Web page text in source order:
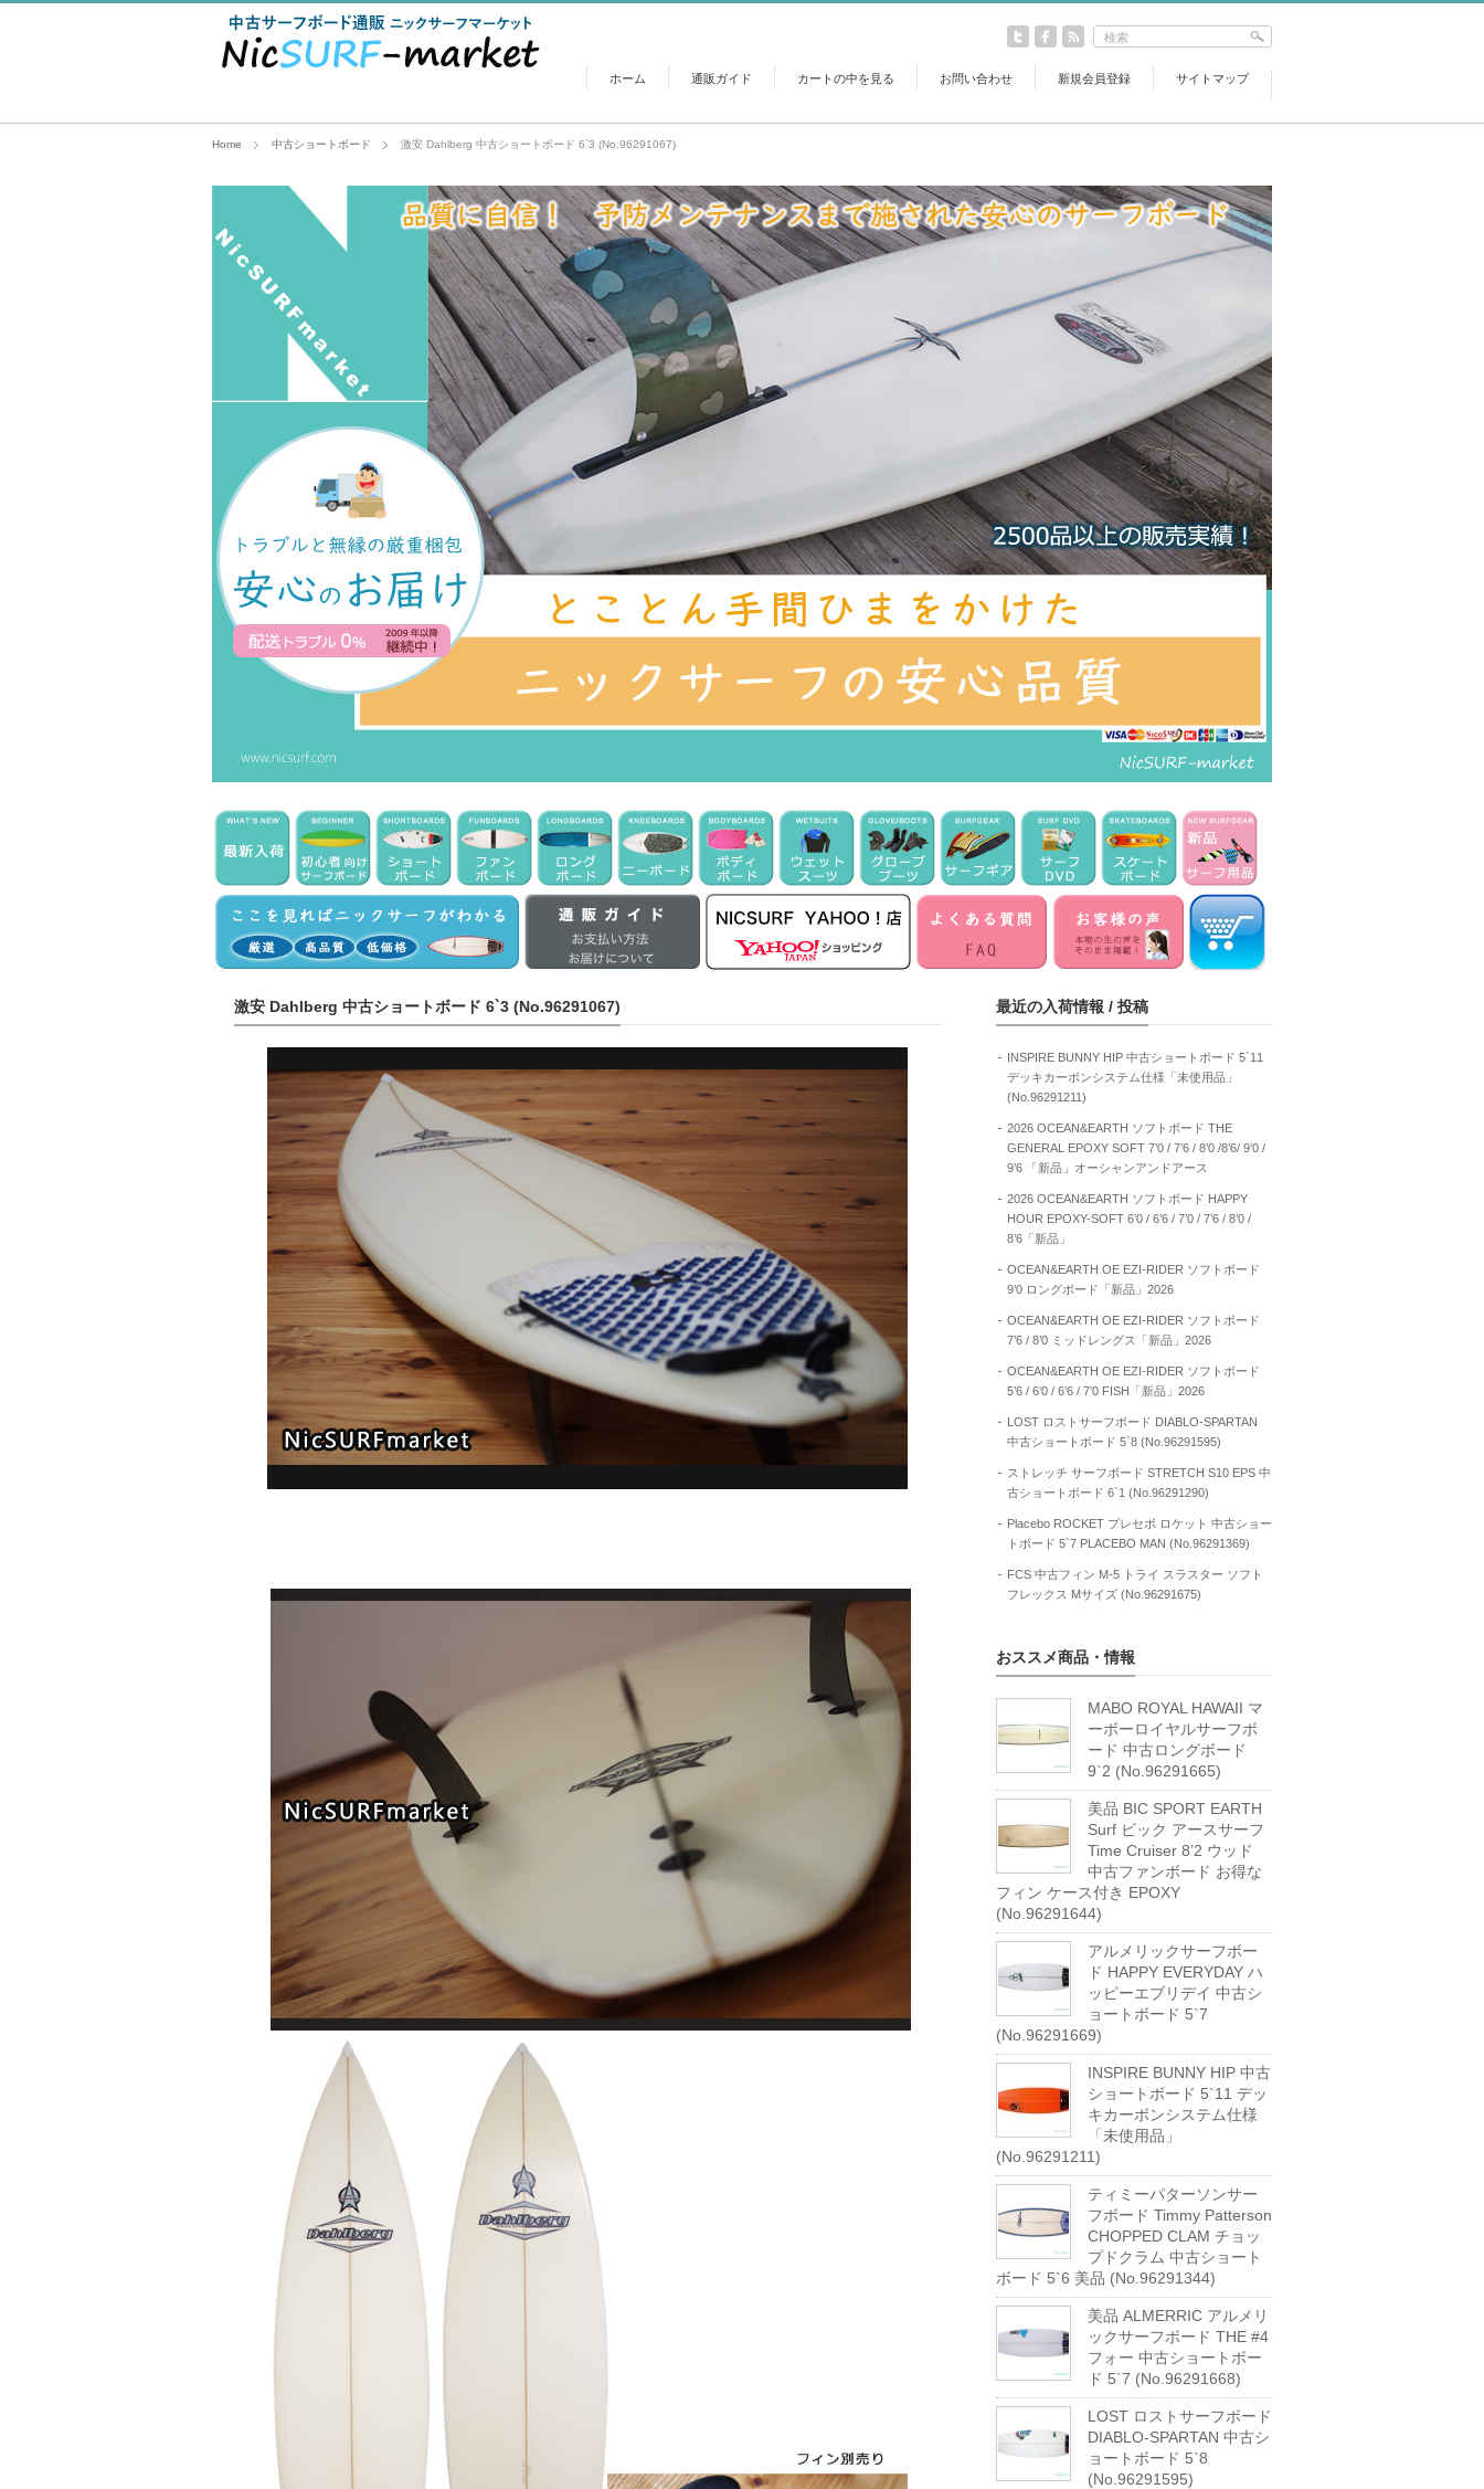
ホーム 通販ガイド カートの中を見る お問い合わせ 新規会員登録 サイトマップ
Home 中古ショートボード 激安 Dahlberg 中古ショートボード 6`3 (No.96291067)
激安 Dahlberg 中古ショートボード 6`3 (No.96291067) 最近の入荷情報 / 投稿
INSPIRE BUNNY HIP 中古ショートボード 5`11
デッキカーボンシステム仕様「未使用品」
(No.96291211)
2026 OCEAN&EARTH ソフトボード THE
GENERAL EPOXY SOFT 7’0 / 7’6 / 8’0 /8’6/ 9’0 /
9’6 「新品」オーシャンアンドアース
2026 OCEAN&EARTH ソフトボード HAPPY
HOUR EPOXY-SOFT 6’0 / 6’6 / 7’0 / 7’6 / 8’0 /
8’6「新品」
OCEAN&EARTH OE EZI-RIDER ソフトボード
9’0 ロングボード「新品」2026
OCEAN&EARTH OE EZI-RIDER ソフトボード
7’6 / 8’0 ミッドレングス「新品」2026
OCEAN&EARTH OE EZI-RIDER ソフトボード
5’6 / 6’0 / 6’6 / 7’0 FISH「新品」2026
LOST ロストサーフボード DIABLO-SPARTAN
中古ショートボード 5`8 (No.96291595)
ストレッチ サーフボード STRETCH S10 EPS 中
古ショートボード 6`1 (No.96291290)
Placebo ROCKET プレセボ ロケット 中古ショー
トボード 5`7 PLACEBO MAN (No.96291369)
FCS 中古フィン M-5 トライ スラスター ソフト
フレックス Mサイズ (No.96291675)
おススメ商品・情報
MABO ROYAL HAWAII マ
ーボーロイヤルサーフボ
ード 中古ロングボード
9`2 (No.96291665)
美品 BIC SPORT EARTH
Surf ビック アースサーフ
Time Cruiser 8’2 ウッド
中古ファンボード お得な
フィン ケース付き EPOXY
(No.96291644)
アルメリックサーフボー
ド HAPPY EVERYDAY ハ
ッピーエブリデイ 中古シ
ョートボード 5`7
(No.96291669)
INSPIRE BUNNY HIP 中古
ショートボード 5`11 デッ
キカーボンシステム仕様
「未使用品」
(No.96291211)
ティミーパターソンサー
フボード Timmy Patterson
CHOPPED CLAM チョッ
プドクラム 中古ショート
ボード 5`6 美品 (No.96291344)
美品 ALMERRIC アルメリ
ックサーフボード THE #4
フォー 中古ショートボー
ド 5`7 (No.96291668)
LOST ロストサーフボード
DIABLO-SPARTAN 中古シ
ョートボード 5`8
(No.96291595)